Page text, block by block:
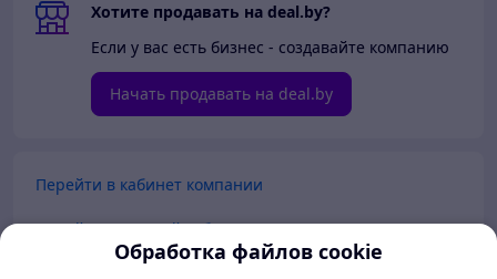
Хотите продавать на deal.by?
Если у вас есть бизнес - создавайте компанию
Начать продавать на deal.by
Перейти в кабинет компании
Перейти в личный кабинет
Обработка файлов cookie